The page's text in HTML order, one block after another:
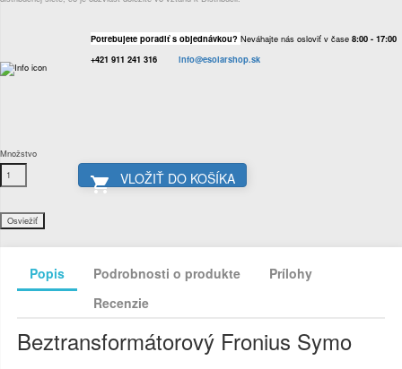
Potrebujete poradiť s objednávkou? Neváhajte nás osloviť v čase 8:00 - 17:00
+421 911 241 316 info@esolarshop.sk
Množstvo
 VLOŽIŤ DO KOŠÍKA
Popis Podrobnosti o produkte
Prílohy
Recenzie
Beztransformátorový Fronius Symo